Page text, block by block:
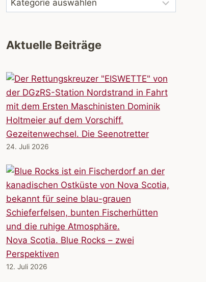
Aktuelle Beiträge
Gezeitenwechsel. Die Seenotretter
24. Juli 2026
Nova Scotia. Blue Rocks – zwei
Perspektiven
12. Juli 2026